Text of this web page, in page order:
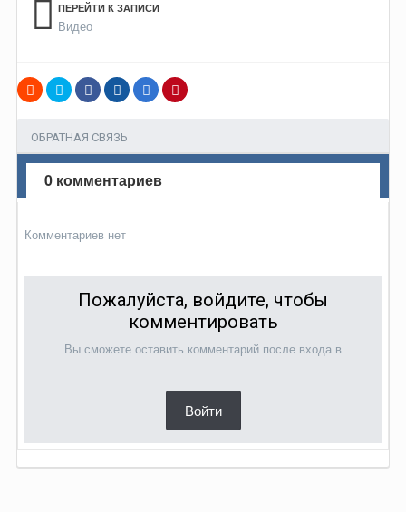
ПЕРЕЙТИ К ЗАПИСИ
Видео
ОБРАТНАЯ СВЯЗЬ
0 комментариев
Комментариев нет
Пожалуйста, войдите, чтобы
комментировать
Вы сможете оставить комментарий после входа в
Войти